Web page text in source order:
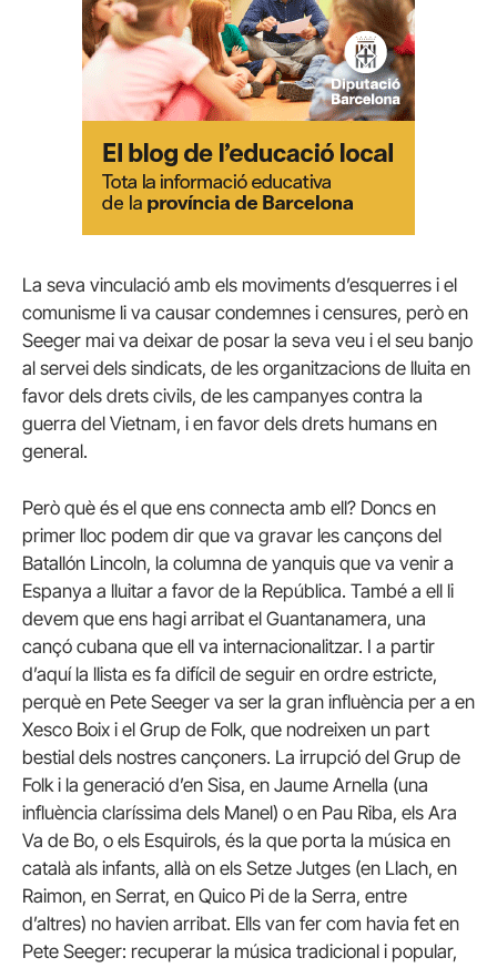
La seva vinculació amb els moviments d’esquerres i el
comunisme li va causar condemnes i censures, però en
Seeger mai va deixar de posar la seva veu i el seu banjo
al servei dels sindicats, de les organitzacions de lluita en
favor dels drets civils, de les campanyes contra la
guerra del Vietnam, i en favor dels drets humans en
general.
Però què és el que ens connecta amb ell? Doncs en
primer lloc podem dir que va gravar les cançons del
Batallón Lincoln, la columna de yanquis que va venir a
Espanya a lluitar a favor de la República. També a ell li
devem que ens hagi arribat el Guantanamera, una
cançó cubana que ell va internacionalitzar. I a partir
d’aquí la llista es fa difícil de seguir en ordre estricte,
perquè en Pete Seeger va ser la gran influència per a en
Xesco Boix i el Grup de Folk, que nodreixen un part
bestial dels nostres cançoners. La irrupció del Grup de
Folk i la generació d’en Sisa, en Jaume Arnella (una
influència claríssima dels Manel) o en Pau Riba, els Ara
Va de Bo, o els Esquirols, és la que porta la música en
català als infants, allà on els Setze Jutges (en Llach, en
Raimon, en Serrat, en Quico Pi de la Serra, entre
d’altres) no havien arribat. Ells van fer com havia fet en
Pete Seeger: recuperar la música tradicional i popular,